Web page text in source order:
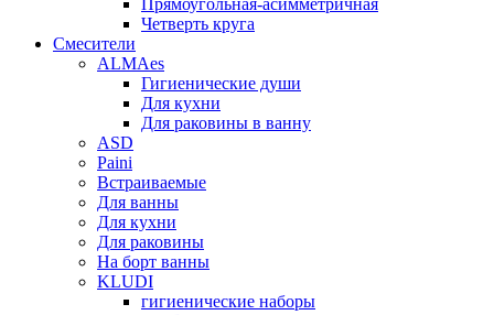
Прямоугольная-асимметричная
Четверть круга
Смесители
ALMAes
Гигиенические души
Для кухни
Для раковины в ванну
ASD
Paini
Встраиваемые
Для ванны
Для кухни
Для раковины
На борт ванны
KLUDI
гигиенические наборы